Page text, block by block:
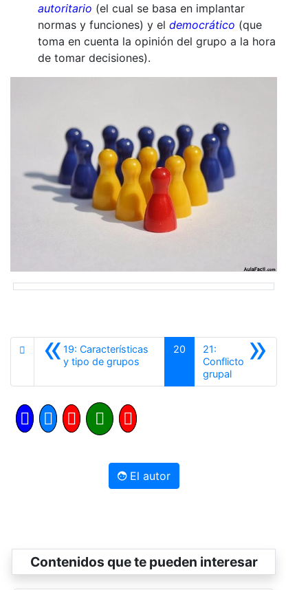
autoritario (el cual se basa en implantar
normas y funciones) y el democrático (que
toma en cuenta la opinión del grupo a la hora
de tomar decisiones).
«19: Características
y tipo de grupos
20 »
21:
Conflicto
grupalSiguiente
El autor
Contenidos que te pueden interesar